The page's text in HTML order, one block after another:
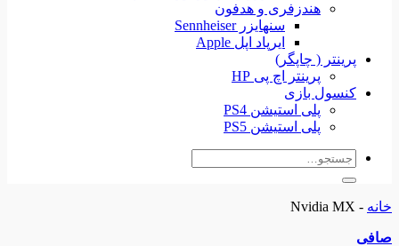
هندزفری و هدفون
سنهایزر Sennheiser
ایرپاد اپل Apple
پرینتر ( چاپگر)
پرینتر اچ پی HP
کنسول بازی
پلی استیشن PS4
پلی استیشن PS5
جستجو
خانه -
Nvidia MX
صافی